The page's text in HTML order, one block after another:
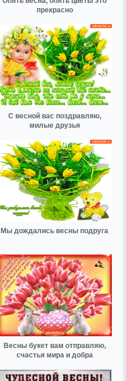
прекрасно
С весной вас поздравляю,
милые друзья
Мы дождались весны подруга
Весны букет вам отправляю,
счастья мира и добра